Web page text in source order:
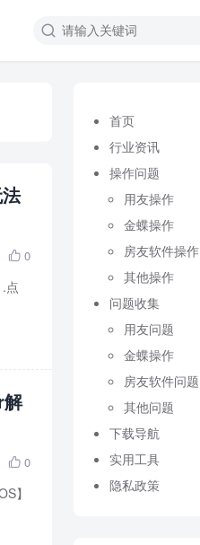

 0
点
 0
】
首页
行业资讯
操作问题
用友操作
金蝶操作
房友软件操作
其他操作
问题收集
用友问题
金蝶操作
房友软件问题
其他问题
下载导航
实用工具
隐私政策